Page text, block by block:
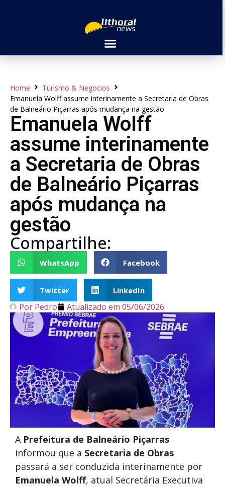
Home
Turismo & Negocios
Emanuela Wolff assume interinamente a Secretaria de Obras
de Balneário Piçarras após mudança na gestão
Emanuela Wolff
assume interinamente
a Secretaria de Obras
de Balneário Piçarras
após mudança na
gestão
Compartilhe:
WhatsApp Facebook
Twitter LinkedIn
Por Pedro Atualizado em 05/06/2026
A Prefeitura de Balneário Piçarras
informou que a Secretaria de Obras
passará a ser conduzida interinamente por
Emanuela Wolff, atual Secretária Executiva